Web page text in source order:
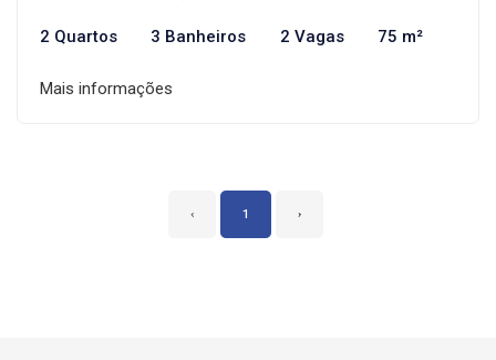
2 Quartos 3 Banheiros 2 Vagas 75 m²
Mais informações
‹ 1 ›